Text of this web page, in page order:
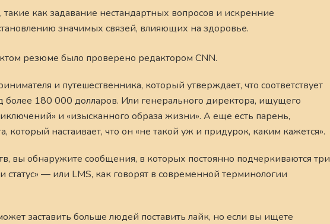
как задавание нестандартных вопросов и искренние
значимых связей, влияющих на здоровье.
резюме было проверено редактором CNN.
и путешественника, который утверждает, что соответствует
180 000 долларов. Или генерального директора, ищущего
и «изысканного образа жизни». А еще есть парень,
который настаивает, что он «не такой уж и придурок, каким кажется».
вы обнаружите сообщения, в которых постоянно подчеркиваются три
статус» — или LMS, как говорят в современной терминологии
заставить больше людей поставить лайк, но если вы ищете